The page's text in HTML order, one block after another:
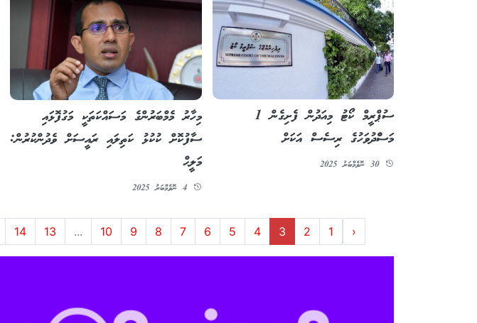
ސުޕްރީމް ކޯޓު މިއަދުން ފެށިގެން 1
މަސްްދުވަހުގެ ރިސެސް އަކަށް
30 ނޮވެމްބަރު 2025
މިހާރު މެމްބަރުންގެ މަސައްކަތަކީ މަގުފޮޅައި
ސާފުކޮށް ކުކުޅު ކަތިލައި ރައީސަށް ވެދުންކުރުން:
މަލީޙް
4 ނޮވެމްބަރު 2025
‹
1
2
3
4
5
6
7
8
9
10
...
13
14